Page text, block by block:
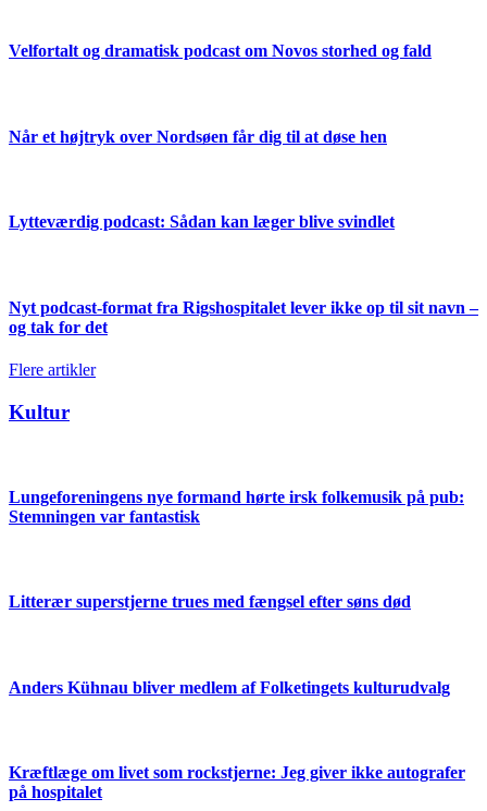
Velfortalt og dramatisk podcast om Novos storhed og fald
Når et højtryk over Nordsøen får dig til at døse hen
Lytteværdig podcast: Sådan kan læger blive svindlet
Nyt podcast-format fra Rigshospitalet lever ikke op til sit navn –
og tak for det
Flere artikler
Kultur
Lungeforeningens nye formand hørte irsk folkemusik på pub:
Stemningen var fantastisk
Litterær superstjerne trues med fængsel efter søns død
Anders Kühnau bliver medlem af Folketingets kulturudvalg
Kræftlæge om livet som rockstjerne: Jeg giver ikke autografer
på hospitalet